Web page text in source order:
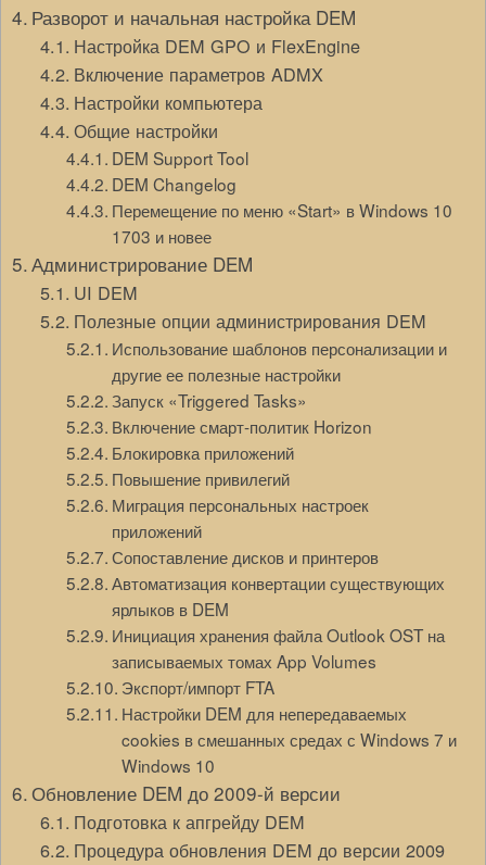
Разворот и начальная настройка DEM
Настройка DEM GPO и FlexEngine
Включение параметров ADMX
Настройки компьютера
Общие настройки
DEM Support Tool
DEM Changelog
Перемещение по меню «Start» в Windows 10
1703 и новее
Администрирование DEM
UI DEM
Полезные опции администрирования DEM
Использование шаблонов персонализации и
другие ее полезные настройки
Запуск «Triggered Tasks»
Включение смарт-политик Horizon
Блокировка приложений
Повышение привилегий
Миграция персональных настроек
приложений
Сопоставление дисков и принтеров
Автоматизация конвертации существующих
ярлыков в DEM
Инициация хранения файла Outlook OST на
записываемых томах App Volumes
Экспорт/импорт FTA
Настройки DEM для непередаваемых
cookies в смешанных средах с Windows 7 и
Windows 10
Обновление DEM до 2009-й версии
Подготовка к апгрейду DEM
Процедура обновления DEM до версии 2009